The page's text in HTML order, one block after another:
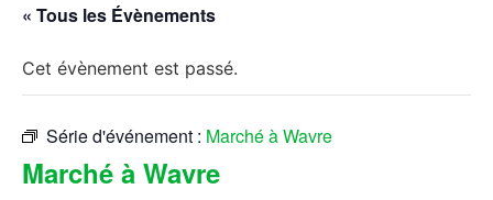
« Tous les Évènements
Cet évènement est passé.
Série d'événement : Marché à Wavre
Marché à Wavre